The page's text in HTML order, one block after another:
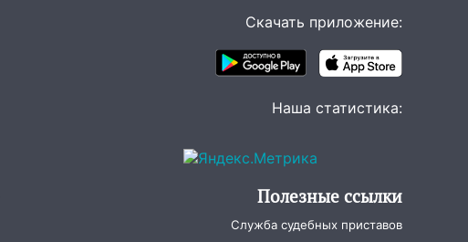
Скачать приложение:
Наша статистика:
Полезные ссылки
Служба судебных приставов